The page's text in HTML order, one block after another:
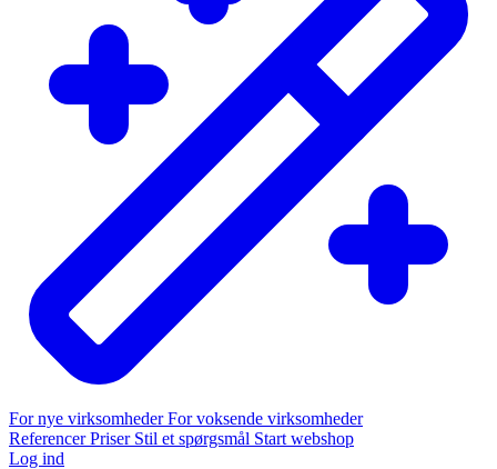
For nye virksomhederFor voksende virksomheder
ReferencerPriser Stil et spørgsmål Start webshop
Log ind